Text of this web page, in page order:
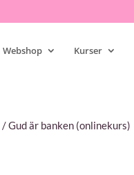
Webshop Kurser
/ Gud är banken (onlinekurs)